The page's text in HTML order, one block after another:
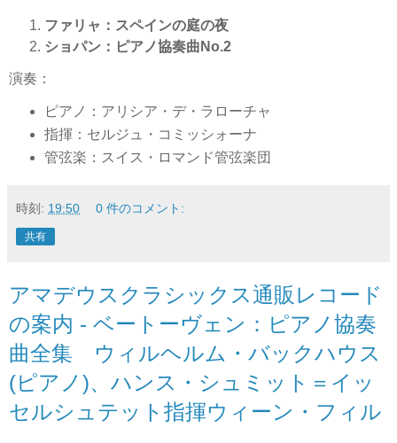
ファリャ：スペインの庭の夜
ショパン：ピアノ協奏曲No.2
演奏：
ピアノ：アリシア・デ・ラローチャ
指揮：セルジュ・コミッシォーナ
管弦楽：スイス・ロマンド管弦楽団
時刻: 19:50 0 件のコメント:
共有
アマデウスクラシックス通販レコード
の案内 - ベートーヴェン：ピアノ協奏
曲全集 ウィルヘルム・バックハウス
(ピアノ)、ハンス・シュミット＝イッ
セルシュテット指揮ウィーン・フィル